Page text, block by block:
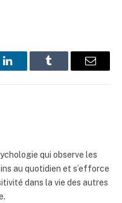
LinkedInTumblr
E-
qui observe les
au quotidien et s’efforce
dans la vie des autres